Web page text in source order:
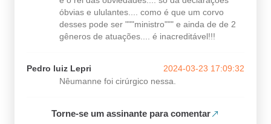
óbvias e ululantes.... como é que um corvo
desses pode ser """ministro""" e ainda de de 2
gêneros de atuações.... é inacreditável!!!
Pedro luiz Lepri
2024-03-23 17:09:32
Nêumanne foi cirúrgico nessa.
Torne-se um assinante para comentar